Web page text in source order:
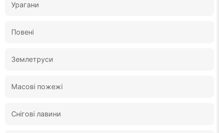
Урагани
Повені
Землетруси
Масові пожежі
Снігові лавини